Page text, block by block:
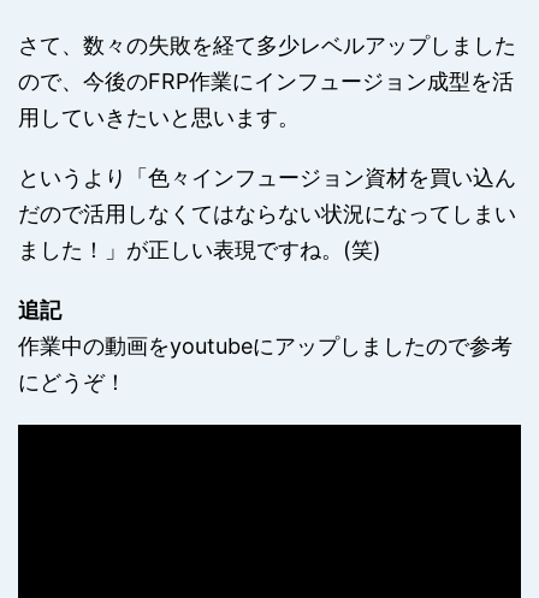
さて、数々の失敗を経て多少レベルアップしました
ので、今後のFRP作業にインフュージョン成型を活
用していきたいと思います。
というより「色々インフュージョン資材を買い込ん
だので活用しなくてはならない状況になってしまい
ました！」が正しい表現ですね。(笑)
追記
作業中の動画をyoutubeにアップしましたので参考
にどうぞ！